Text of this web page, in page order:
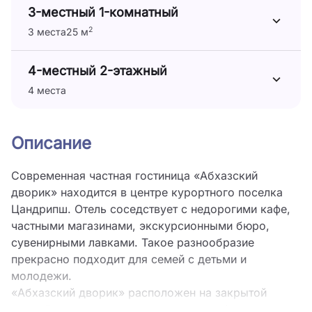
3-местный 1-комнатный
3 места25 м2
4-местный 2-этажный
4 места
Описание
Современная частная гостиница «Абхазский
дворик» находится в центре курортного поселка
Цандрипш. Отель соседствует с недорогими кафе,
частными магазинами, экскурсионными бюро,
сувенирными лавками. Такое разнообразие
прекрасно подходит для семей с детьми и
молодежи.
«Абхазский дворик» расположен на закрытой